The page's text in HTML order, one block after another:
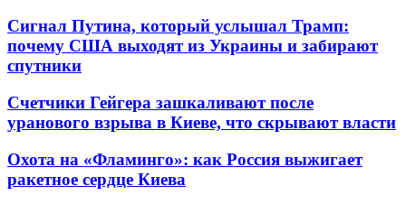
Сигнал Путина, который услышал Трамп:
почему США выходят из Украины и забирают
спутники
Счетчики Гейгера зашкаливают после
уранового взрыва в Киеве, что скрывают власти
Охота на «Фламинго»: как Россия выжигает
ракетное сердце Киева